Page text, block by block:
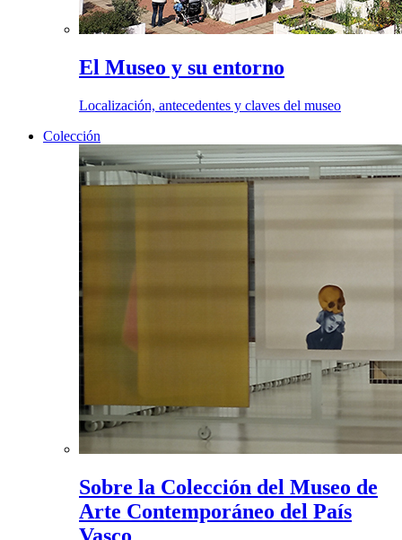
El Museo y su entorno
Localización, antecedentes y claves del museo
Colección
Sobre la Colección del Museo de
Arte Contemporáneo del País